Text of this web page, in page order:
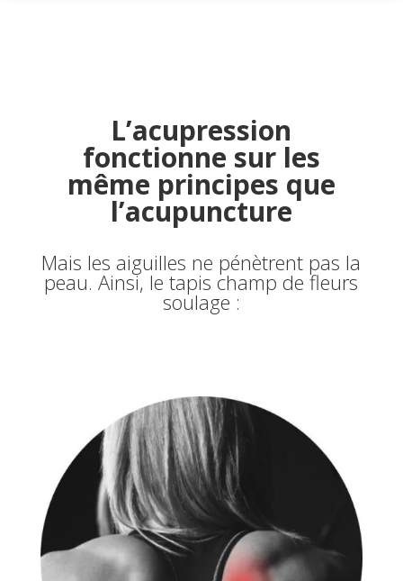
L’acupression
fonctionne sur les
même principes que
l’acupuncture
Mais les aiguilles ne pénètrent pas la
peau. Ainsi, le tapis champ de fleurs
soulage :